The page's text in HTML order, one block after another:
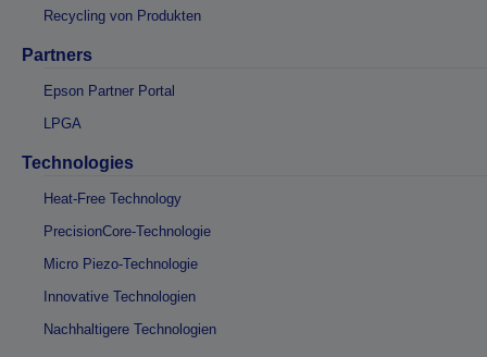
Recycling von Produkten
Partners
Epson Partner Portal
LPGA
Technologies
Heat-Free Technology
PrecisionCore-Technologie
Micro Piezo-Technologie
Innovative Technologien
Nachhaltigere Technologien